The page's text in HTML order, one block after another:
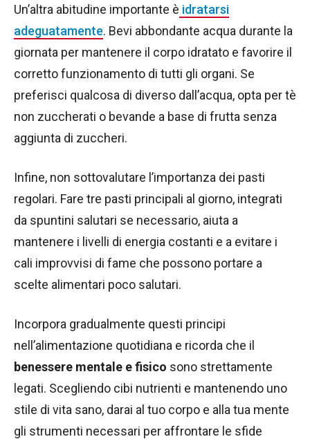
Un’altra abitudine importante è idratarsi
adeguatamente. Bevi abbondante acqua durante la
giornata per mantenere il corpo idratato e favorire il
corretto funzionamento di tutti gli organi. Se
preferisci qualcosa di diverso dall’acqua, opta per tè
non zuccherati o bevande a base di frutta senza
aggiunta di zuccheri.
Infine, non sottovalutare l’importanza dei pasti
regolari. Fare tre pasti principali al giorno, integrati
da spuntini salutari se necessario, aiuta a
mantenere i livelli di energia costanti e a evitare i
cali improvvisi di fame che possono portare a
scelte alimentari poco salutari.
Incorpora gradualmente questi principi
nell’alimentazione quotidiana e ricorda che il
benessere mentale e fisico sono strettamente
legati. Scegliendo cibi nutrienti e mantenendo uno
stile di vita sano, darai al tuo corpo e alla tua mente
gli strumenti necessari per affrontare le sfide